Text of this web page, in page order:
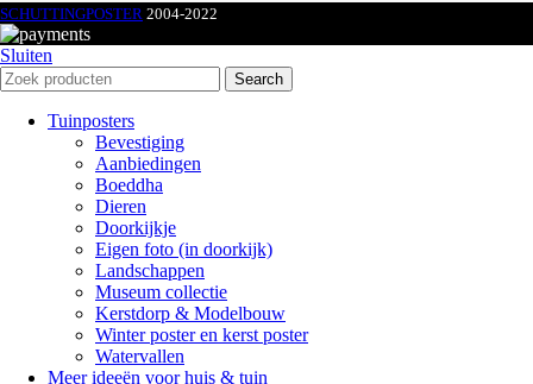
SCHUTTINGPOSTER 2004-2022
Sluiten
Search
Tuinposters
Bevestiging
Aanbiedingen
Boeddha
Dieren
Doorkijkje
Eigen foto (in doorkijk)
Landschappen
Museum collectie
Kerstdorp & Modelbouw
Winter poster en kerst poster
Watervallen
Meer ideeën voor huis & tuin